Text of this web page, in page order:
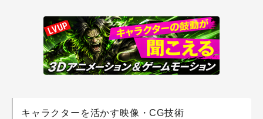
キャラクターを活かす映像・CG技術